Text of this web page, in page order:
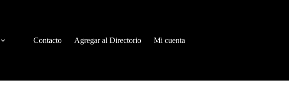
Contacto Agregar al Directorio Mi cuenta